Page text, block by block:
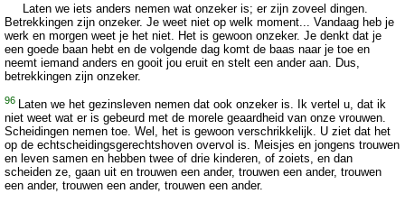
Laten we iets anders nemen wat onzeker is; er zijn zoveel dingen.
Betrekkingen zijn onzeker. Je weet niet op welk moment... Vandaag heb je
werk en morgen weet je het niet. Het is gewoon onzeker. Je denkt dat je
een goede baan hebt en de volgende dag komt de baas naar je toe en
neemt iemand anders en gooit jou eruit en stelt een ander aan. Dus,
betrekkingen zijn onzeker.
96 Laten we het gezinsleven nemen dat ook onzeker is. Ik vertel u, dat ik
niet weet wat er is gebeurd met de morele geaardheid van onze vrouwen.
Scheidingen nemen toe. Wel, het is gewoon verschrikkelijk. U ziet dat het
op de echtscheidingsgerechtshoven overvol is. Meisjes en jongens trouwen
en leven samen en hebben twee of drie kinderen, of zoiets, en dan
scheiden ze, gaan uit en trouwen een ander, trouwen een ander, trouwen
een ander, trouwen een ander, trouwen een ander.